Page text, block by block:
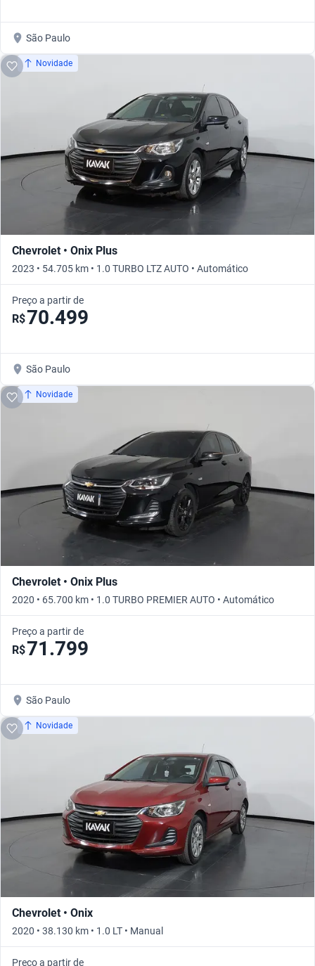
São Paulo
Novidade
Chevrolet • Onix Plus
2023 • 54.705 km • 1.0 TURBO LTZ AUTO • Automático
Preço a partir de
R$70.499
São Paulo
Novidade
Chevrolet • Onix Plus
2020 • 65.700 km • 1.0 TURBO PREMIER AUTO • Automático
Preço a partir de
R$71.799
São Paulo
Novidade
Chevrolet • Onix
2020 • 38.130 km • 1.0 LT • Manual
Preço a partir de